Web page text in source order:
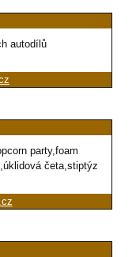
autodílů
party,foam
četa,stiptýz